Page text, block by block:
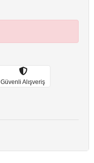
Güvenli Alışveriş